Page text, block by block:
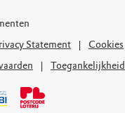
Statement
Cookies
Toegankelijkheid